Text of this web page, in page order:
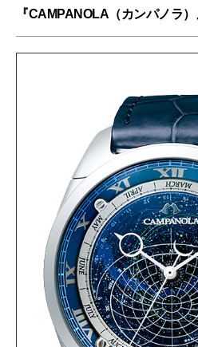
『CAMPANOLA（カンパノラ